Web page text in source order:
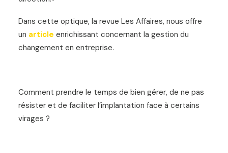
Dans cette optique, la revue Les Affaires, nous offre
un article enrichissant concernant la gestion du
changement en entreprise.
Comment prendre le temps de bien gérer, de ne pas
résister et de faciliter l’implantation face à certains
virages ?